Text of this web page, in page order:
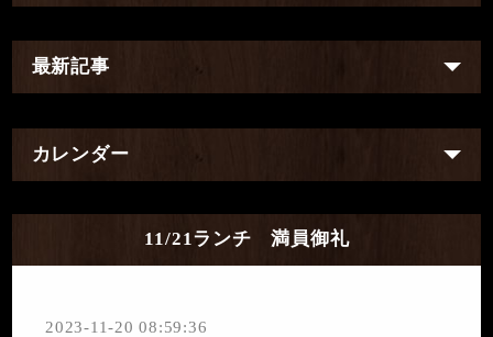
最新記事
カレンダー
11/21ランチ 満員御礼
2023-11-20 08:59:36